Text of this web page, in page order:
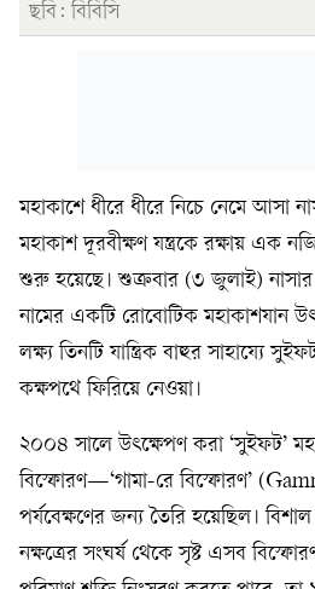
ছবি: বিবিসি
মহাকাশে ধীরে ধীরে নিচে নেমে আসা
মহাকাশ দূরবীক্ষণ যন্ত্রকে রক্ষায় এক
শুরু হয়েছে। শুক্রবার (৩ জুলাই) নাসার
নামের একটি রোবোটিক মহাকাশযান
লক্ষ্য তিনটি যান্ত্রিক বাহুর সাহায্যে
কক্ষপথে ফিরিয়ে নেওয়া।
২০০৪ সালে উৎক্ষেপণ করা ‘সুইফট’
বিস্ফোরণ—‘গামা-রে বিস্ফোরণ’
পর্যবেক্ষণের জন্য তৈরি হয়েছিল। বিশাল
নক্ষত্রের সংঘর্ষ থেকে সৃষ্ট এসব